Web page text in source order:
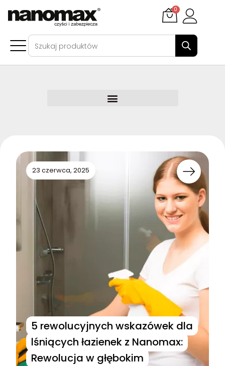
0
23 czerwca, 2025
5 rewolucyjnych wskazówek dla
lśniących łazienek z Nanomax:
Rewolucja w głębokim